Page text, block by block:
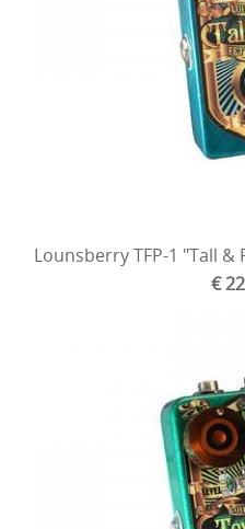
Lounsberry TFP-1 "Tall &
€